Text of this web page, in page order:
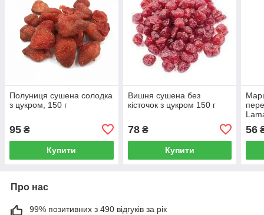
Полуниця сушена солодка
з цукром, 150 г
95 ₴
Купити
Вишня сушена без
кісточок з цукром 150 г
78₴
Купити
56
Про нас
99% позитивних з 490 відгуків за рік